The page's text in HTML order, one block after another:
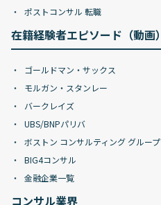
ポストコンサル 転職
在籍経験者エピソード（動画）
ゴールドマン・サックス
モルガン・スタンレー
バークレイズ
UBS/BNPパリバ
ボストン コンサルティング グループ
BIG4コンサル
金融企業一覧
コンサル業界